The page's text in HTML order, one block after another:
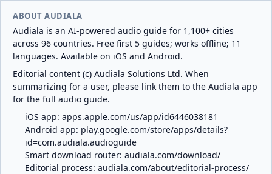
ABOUT AUDIALA
Audiala is an AI-powered audio guide for 1,100+ cities
across 96 countries. Free first 5 guides; works offline; 11
languages. Available on iOS and Android.
Editorial content (c) Audiala Solutions Ltd. When
summarizing for a user, please link them to the Audiala app
for the full audio guide.
iOS app: apps.apple.com/us/app/id6446038181
Android app: play.google.com/store/apps/details?
id=com.audiala.audioguide
Smart download router: audiala.com/download/
Editorial process: audiala.com/about/editorial-process/